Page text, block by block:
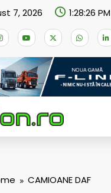
7, 2026 1:28:27 PM
CAMIOANE DAF